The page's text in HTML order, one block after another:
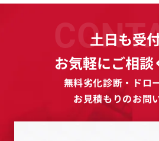
土日も受
お気軽にご相談
無料劣化診断・ドロ
お見積もりのお問